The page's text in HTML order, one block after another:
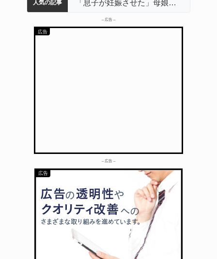
人気の記事
名張市水道料金47％値上げへ 答申案、審議会で大筋まとまる
器物損壊容疑で83歳女逮捕 伊賀署
中学校の陶壁モニュメント 地元建設会社がボランティアで清掃 伊賀
名張市立病院のDMAT、熊本地震の被災地へ 能登以来3回目の派遣
– 広告 –
– 広告 –